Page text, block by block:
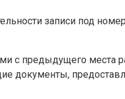
записи под
предыдущего места
документы,